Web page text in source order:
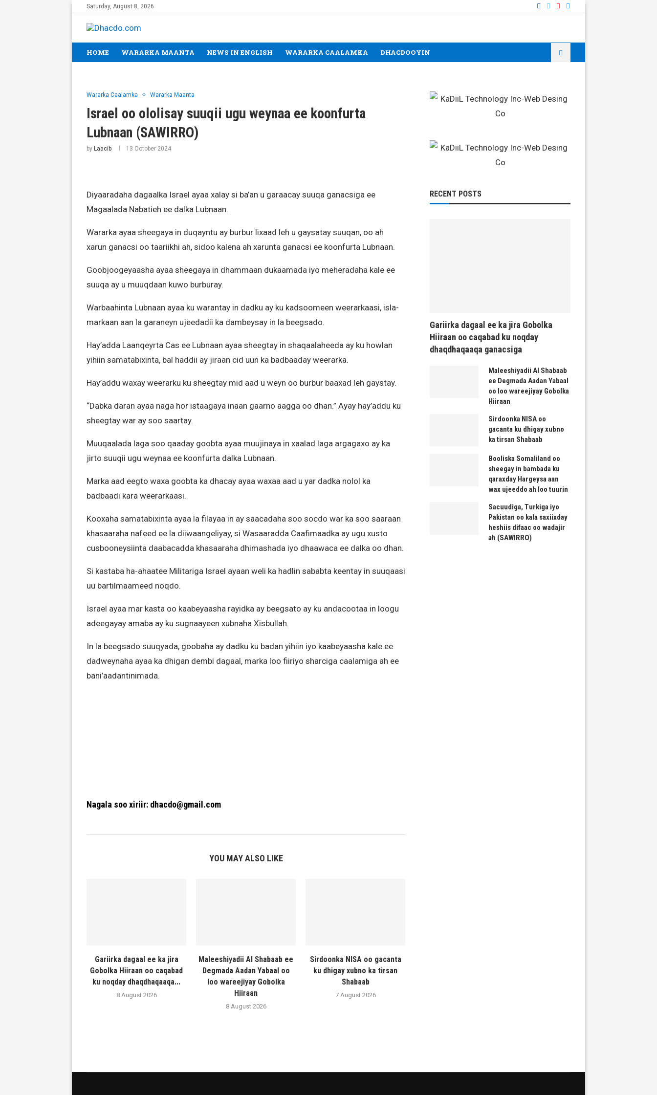
Saturday, August 8, 2026
HOME WARARKA MAANTA NEWS IN ENGLISH WARARKA CAALAMKA DHACDOOYIN
Wararka Caalamka Wararka Maanta
Israel oo ololisay suuqii ugu weynaa ee koonfurta
Lubnaan (SAWIRRO)
by Laacib 13 October 2024
Diyaaradaha dagaalka Israel ayaa xalay si ba’an u garaacay suuqa ganacsiga ee
Magaalada Nabatieh ee dalka Lubnaan.
Wararka ayaa sheegaya in duqayntu ay burbur lixaad leh u gaysatay suuqan, oo ah
xarun ganacsi oo taariikhi ah, sidoo kalena ah xarunta ganacsi ee koonfurta Lubnaan.
Goobjoogeyaasha ayaa sheegaya in dhammaan dukaamada iyo meheradaha kale ee
suuqa ay u muuqdaan kuwo burburay.
Warbaahinta Lubnaan ayaa ku warantay in dadku ay ku kadsoomeen weerarkaasi, isla-
markaan aan la garaneyn ujeedadii ka dambeysay in la beegsado.
Hay’adda Laanqeyrta Cas ee Lubnaan ayaa sheegtay in shaqaalaheeda ay ku howlan
yihiin samatabixinta, bal haddii ay jiraan cid uun ka badbaaday weerarka.
Hay’addu waxay weerarku ku sheegtay mid aad u weyn oo burbur baaxad leh gaystay.
“Dabka daran ayaa naga hor istaagaya inaan gaarno aagga oo dhan.” Ayay hay’addu ku
sheegtay war ay soo saartay.
Muuqaalada laga soo qaaday goobta ayaa muujinaya in xaalad laga argagaxo ay ka
jirto suuqii ugu weynaa ee koonfurta dalka Lubnaan.
Marka aad eegto waxa goobta ka dhacay ayaa waxaa aad u yar dadka nolol ka
badbaadi kara weerarkaasi.
Kooxaha samatabixinta ayaa la filayaa in ay saacadaha soo socdo war ka soo saaraan
khasaaraha nafeed ee la diiwaangeliyay, si Wasaaradda Caafimaadka ay ugu xusto
cusbooneysiinta daabacadda khasaaraha dhimashada iyo dhaawaca ee dalka oo dhan.
Si kastaba ha-ahaatee Militariga Israel ayaan weli ka hadlin sababta keentay in suuqaasi
uu bartilmaameed noqdo.
Israel ayaa mar kasta oo kaabeyaasha rayidka ay beegsato ay ku andacootaa in loogu
adeegayay amaba ay ku sugnaayeen xubnaha Xisbullah.
In la beegsado suuqyada, goobaha ay dadku ku badan yihiin iyo kaabeyaasha kale ee
dadweynaha ayaa ka dhigan dembi dagaal, marka loo fiiriyo sharciga caalamiga ah ee
bani’aadantinimada.
Nagala soo xiriir: dhacdo@gmail.com
YOU MAY ALSO LIKE
Gariirka dagaal ee ka jira
Gobolka Hiiraan oo caqabad
ku noqday dhaqdhaqaaqa...
8 August 2026
Maleeshiyadii Al Shabaab ee
Degmada Aadan Yabaal oo
loo wareejiyay Gobolka
Hiiraan
8 August 2026
Sirdoonka NISA oo gacanta
ku dhigay xubno ka tirsan
Shabaab
7 August 2026
RECENT POSTS
Gariirka dagaal ee ka jira Gobolka
Hiiraan oo caqabad ku noqday
dhaqdhaqaaqa ganacsiga
Maleeshiyadii Al Shabaab
ee Degmada Aadan Yabaal
oo loo wareejiyay Gobolka
Hiiraan
Sirdoonka NISA oo
gacanta ku dhigay xubno
ka tirsan Shabaab
Booliska Somaliland oo
sheegay in bambada ku
qaraxday Hargeysa aan
wax ujeeddo ah loo tuurin
Sacuudiga, Turkiga iyo
Pakistan oo kala saxiixday
heshiis difaac oo wadajir
ah (SAWIRRO)